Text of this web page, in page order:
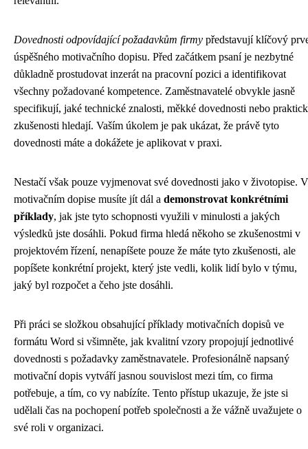
Dovednosti odpovídající požadavkům firmy představují klíčový
úspěšného motivačního dopisu. Před začátkem psaní je nezbytné
důkladně prostudovat inzerát na pracovní pozici a identifikovat
všechny požadované kompetence. Zaměstnavatelé obvykle jasně
specifikují, jaké technické znalosti, měkké dovednosti nebo
zkušenosti hledají. Vaším úkolem je pak ukázat, že právě tyto
dovednosti máte a dokážete je aplikovat v praxi.
Nestačí však pouze vyjmenovat své dovednosti jako v životopise. V
motivačním dopise musíte jít dál a demonstrovat konkrétními
příklady, jak jste tyto schopnosti využili v minulosti a jakých
výsledků jste dosáhli. Pokud firma hledá někoho se zkušenostmi v
projektovém řízení, nenapíšete pouze že máte tyto zkušenosti, ale
popíšete konkrétní projekt, který jste vedli, kolik lidí bylo v týmu,
jaký byl rozpočet a čeho jste dosáhli.
Při práci se složkou obsahující příklady motivačních dopisů ve
formátu Word si všimněte, jak kvalitní vzory propojují jednotlivé
dovednosti s požadavky zaměstnavatele. Profesionálně napsaný
motivační dopis vytváří jasnou souvislost mezi tím, co firma
potřebuje, a tím, co vy nabízíte. Tento přístup ukazuje, že jste si
udělali čas na pochopení potřeb společnosti a že vážně uvažujete o
své roli v organizaci.